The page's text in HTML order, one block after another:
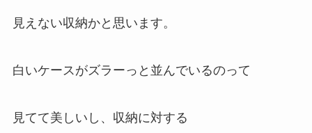
見えない収納かと思います。
白いケースがズラーっと並んでいるのって
見てて美しいし、収納に対する